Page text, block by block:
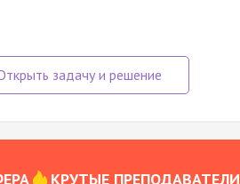
КРУТЫЕ ПРЕПОДАВАТЕЛИ